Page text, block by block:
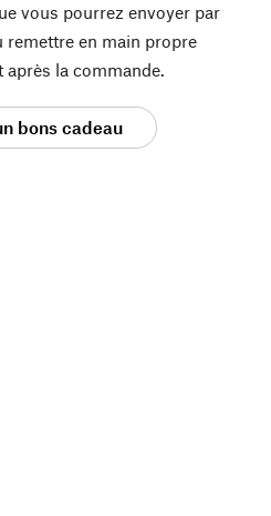
vous pourrez envoyer par
en main propre
après la commande.
bons cadeau